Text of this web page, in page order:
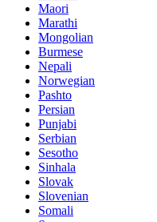
Maori
Marathi
Mongolian
Burmese
Nepali
Norwegian
Pashto
Persian
Punjabi
Serbian
Sesotho
Sinhala
Slovak
Slovenian
Somali